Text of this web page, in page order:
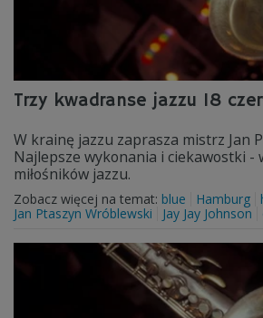
Trzy kwadranse jazzu 18
W krainę jazzu zaprasza mistrz Jan
Najlepsze wykonania i ciekawostki -
miłośników jazzu.
Zobacz więcej na temat: blue Hamburg
Jan Ptaszyn Wróblewski
Jay Jay Johnson